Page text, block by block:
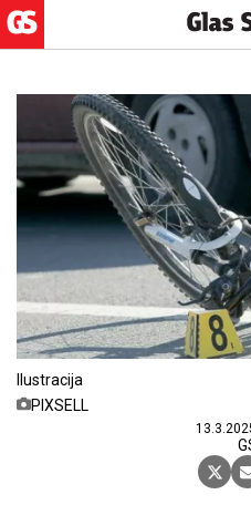
Ilustracija
PIXSELL